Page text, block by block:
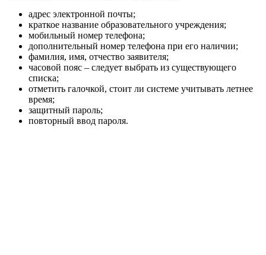
адрес электронной почты;
краткое название образовательного учреждения;
мобильный номер телефона;
дополнительный номер телефона при его наличии;
фамилия, имя, отчество заявителя;
часовой пояс – следует выбрать из существующего
списка;
отметить галочкой, стоит ли системе учитывать летнее
время;
защитный пароль;
повторный ввод пароля.